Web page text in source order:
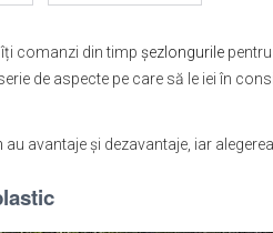
îți comanzi din timpșezlongurile
de aspecte pe care să le iei în
au avantaje și dezavantaje, iar